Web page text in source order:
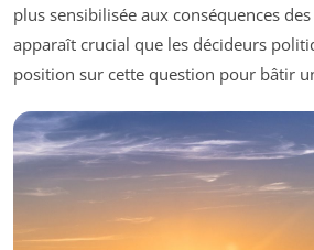
plus sensibilisée aux conséquences
apparaît crucial que les décideurs
position sur cette question pour bâtir